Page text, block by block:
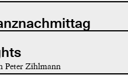
Peter Zihlmann